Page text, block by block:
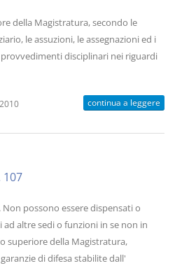
della Magistratura, secondo le
le assuzioni, le assegnazioni ed i
disciplinari nei riguardi
continua a leggere
possono essere dispensati o
altre sedi o funzioni in se non in
superiore della Magistratura,
di difesa stabilite dall'